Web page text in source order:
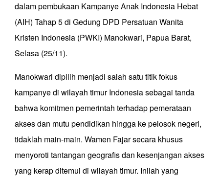
dalam pembukaan Kampanye Anak Indonesia Hebat
(AIH) Tahap 5 di Gedung DPD Persatuan Wanita
Kristen Indonesia (PWKI) Manokwari, Papua Barat,
Selasa (25/11).
Manokwari dipilih menjadi salah satu titik fokus
kampanye di wilayah timur Indonesia sebagai tanda
bahwa komitmen pemerintah terhadap pemerataan
akses dan mutu pendidikan hingga ke pelosok negeri,
tidaklah main-main. Wamen Fajar secara khusus
menyoroti tantangan geografis dan kesenjangan akses
yang kerap ditemui di wilayah timur. Inilah yang